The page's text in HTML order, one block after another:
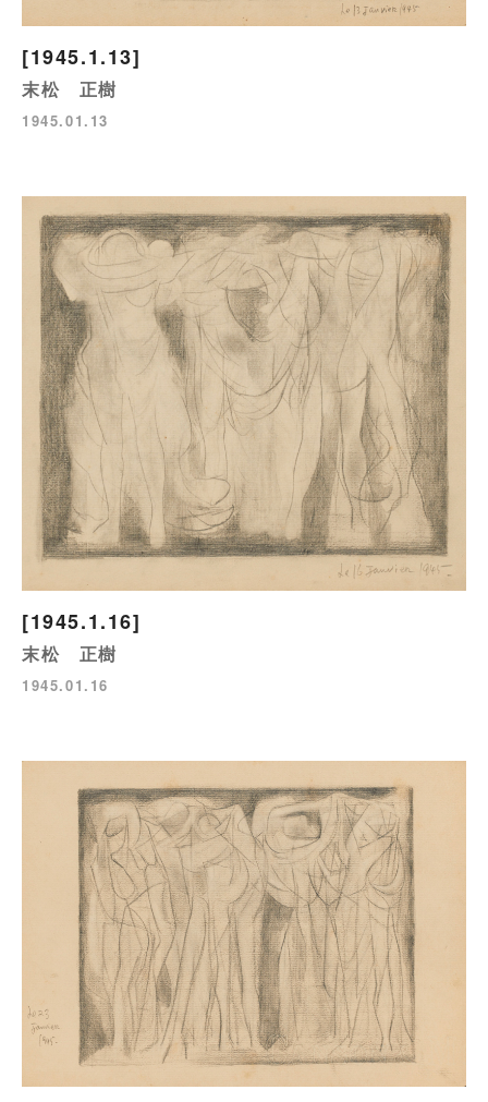
[1945.1.13]
末松 正樹
1945.01.13
[1945.1.16]
末松 正樹
1945.01.16